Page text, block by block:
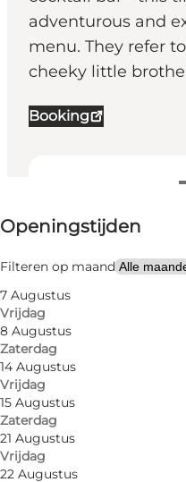
adventurous and
menu. They refer
cheeky little
Booking
Openingstijden
Openingstijden
Filteren op maand
7 Augustus
Vrijdag
8 Augustus
Zaterdag
14 Augustus
Vrijdag
15 Augustus
Zaterdag
21 Augustus
Vrijdag
22 Augustus
Website bezoeken
My partner, Friends
Over the past 5
gradually become